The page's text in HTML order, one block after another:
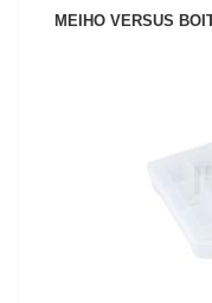
MEIHO VERSUS